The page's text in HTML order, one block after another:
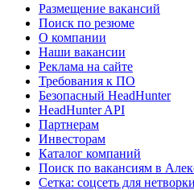
Размещение вакансий
Поиск по резюме
О компании
Наши вакансии
Реклама на сайте
Требования к ПО
Безопасный HeadHunter
HeadHunter API
Партнерам
Инвесторам
Каталог компаний
Поиск по вакансиям в
Сетка: соцсеть для